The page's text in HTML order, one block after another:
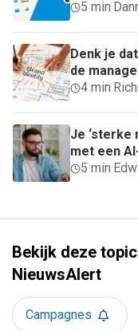
5 min·
Denk je
de
4 min·
Je
met een
5 min·
Bekijk deze
NieuwsAlert
Campagnes